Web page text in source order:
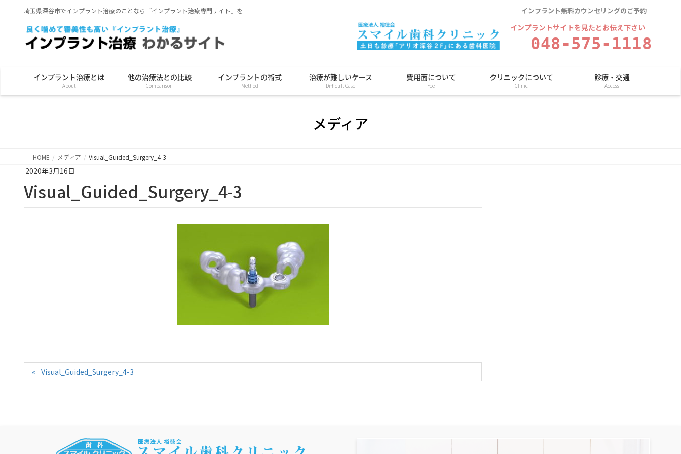
埼玉県深谷市でインプラント治療のことなら『インプラント治療専門サイト』を インプラント無料カウンセリングのご予約
インプラントサイトを見たとお伝え下さい
048-575-1118
インプラント治療とは
About
他の治療法との比較
Comparison
インプラントの術式
Method
治療が難しいケース
Difficult Case
費用面について
Fee
クリニックについて
Clinic
診療・交通
Access
メディア
HOME メディア Visual_Guided_Surgery_4-3
2020年3月16日
Visual_Guided_Surgery_4-3
Visual_Guided_Surgery_4-3